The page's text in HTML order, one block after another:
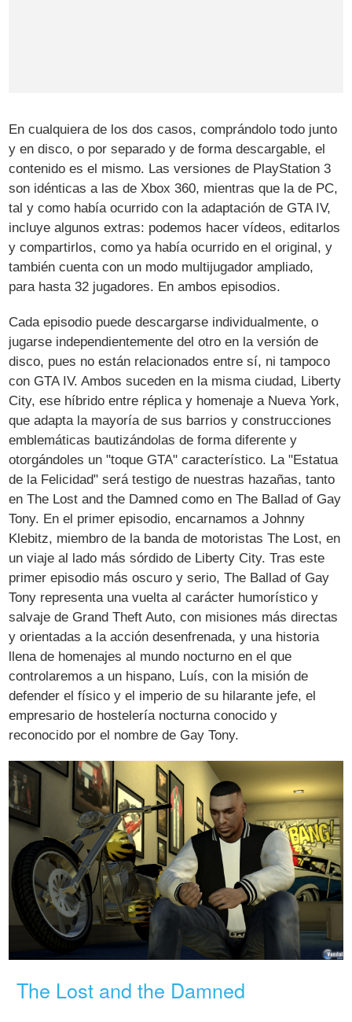
En cualquiera de los dos casos, comprándolo todo junto
y en disco, o por separado y de forma descargable, el
contenido es el mismo. Las versiones de PlayStation 3
son idénticas a las de Xbox 360, mientras que la de PC,
tal y como había ocurrido con la adaptación de GTA IV,
incluye algunos extras: podemos hacer vídeos, editarlos
y compartirlos, como ya había ocurrido en el original, y
también cuenta con un modo multijugador ampliado,
para hasta 32 jugadores. En ambos episodios.
Cada episodio puede descargarse individualmente, o
jugarse independientemente del otro en la versión de
disco, pues no están relacionados entre sí, ni tampoco
con GTA IV. Ambos suceden en la misma ciudad, Liberty
City, ese híbrido entre réplica y homenaje a Nueva York,
que adapta la mayoría de sus barrios y construcciones
emblemáticas bautizándolas de forma diferente y
otorgándoles un "toque GTA" característico. La "Estatua
de la Felicidad" será testigo de nuestras hazañas, tanto
en The Lost and the Damned como en The Ballad of Gay
Tony. En el primer episodio, encarnamos a Johnny
Klebitz, miembro de la banda de motoristas The Lost, en
un viaje al lado más sórdido de Liberty City. Tras este
primer episodio más oscuro y serio, The Ballad of Gay
Tony representa una vuelta al carácter humorístico y
salvaje de Grand Theft Auto, con misiones más directas
y orientadas a la acción desenfrenada, y una historia
llena de homenajes al mundo nocturno en el que
controlaremos a un hispano, Luís, con la misión de
defender el físico y el imperio de su hilarante jefe, el
empresario de hostelería nocturna conocido y
reconocido por el nombre de Gay Tony.
The Lost and the Damned